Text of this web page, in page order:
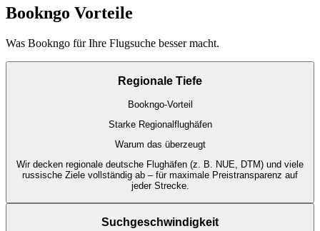
Bookngo Vorteile
Was Bookngo für Ihre Flugsuche besser macht.
Regionale Tiefe
Bookngo-Vorteil
Starke Regionalflughäfen
Warum das überzeugt
Wir decken regionale deutsche Flughäfen (z. B. NUE, DTM) und viele
russische Ziele vollständig ab – für maximale Preistransparenz auf
jeder Strecke.
Suchgeschwindigkeit